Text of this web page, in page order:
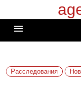
к
содержимому
menu
Расследования